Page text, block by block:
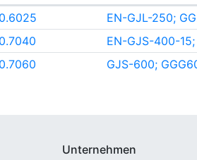
0.6025
EN-GJL-250;
0.7040
EN-GJS-400-
0.7060
GJS-600;
Unternehmen